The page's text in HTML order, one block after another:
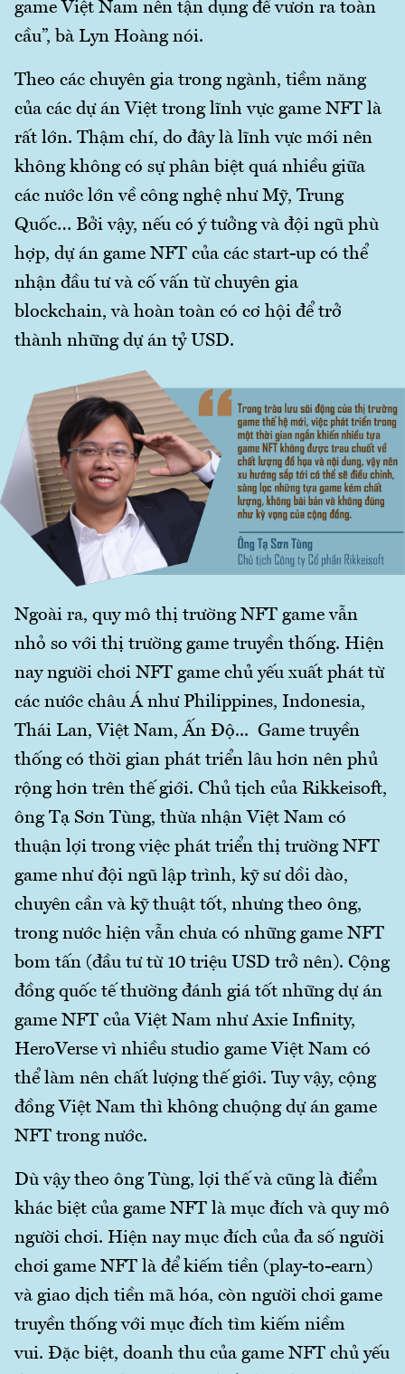
game Việt Nam nên tận dụng để vươn ra toàn
cầu”, bà Lyn Hoàng nói.
Theo các chuyên gia trong ngành, tiềm năng
của các dự án Việt trong lĩnh vực game NFT là
rất lớn. Thậm chí, do đây là lĩnh vực mới nên
không không có sự phân biệt quá nhiều giữa
các nước lớn về công nghệ như Mỹ, Trung
Quốc… Bởi vậy, nếu có ý tưởng và đội ngũ phù
hợp, dự án game NFT của các start-up có thể
nhận đầu tư và cố vấn từ chuyên gia
blockchain, và hoàn toàn có cơ hội để trở
thành những dự án tỷ USD.
Ngoài ra, quy mô thị trường NFT game vẫn
nhỏ so với thị trường game truyền thống. Hiện
nay người chơi NFT game chủ yếu xuất phát từ
các nước châu Á như Philippines, Indonesia,
Thái Lan, Việt Nam, Ấn Độ... Game truyền
thống có thời gian phát triển lâu hơn nên phủ
rộng hơn trên thế giới. Chủ tịch của Rikkeisoft,
ông Tạ Sơn Tùng, thừa nhận Việt Nam có
thuận lợi trong việc phát triển thị trường NFT
game như đội ngũ lập trình, kỹ sư dồi dào,
chuyên cần và kỹ thuật tốt, nhưng theo ông,
trong nước hiện vẫn chưa có những game NFT
bom tấn (đầu tư từ 10 triệu USD trở nên). Cộng
đồng quốc tế thường đánh giá tốt những dự án
game NFT của Việt Nam như Axie Infinity,
HeroVerse vì nhiều studio game Việt Nam có
thể làm nên chất lượng thế giới. Tuy vậy, cộng
đồng Việt Nam thì không chuộng dự án game
NFT trong nước.
Dù vậy theo ông Tùng, lợi thế và cũng là điểm
khác biệt của game NFT là mục đích và quy mô
người chơi. Hiện nay mục đích của đa số người
chơi game NFT là để kiếm tiền (play-to-earn)
và giao dịch tiền mã hóa, còn người chơi game
truyền thống với mục đích tìm kiếm niềm
vui. Đặc biệt, doanh thu của game NFT chủ yếu